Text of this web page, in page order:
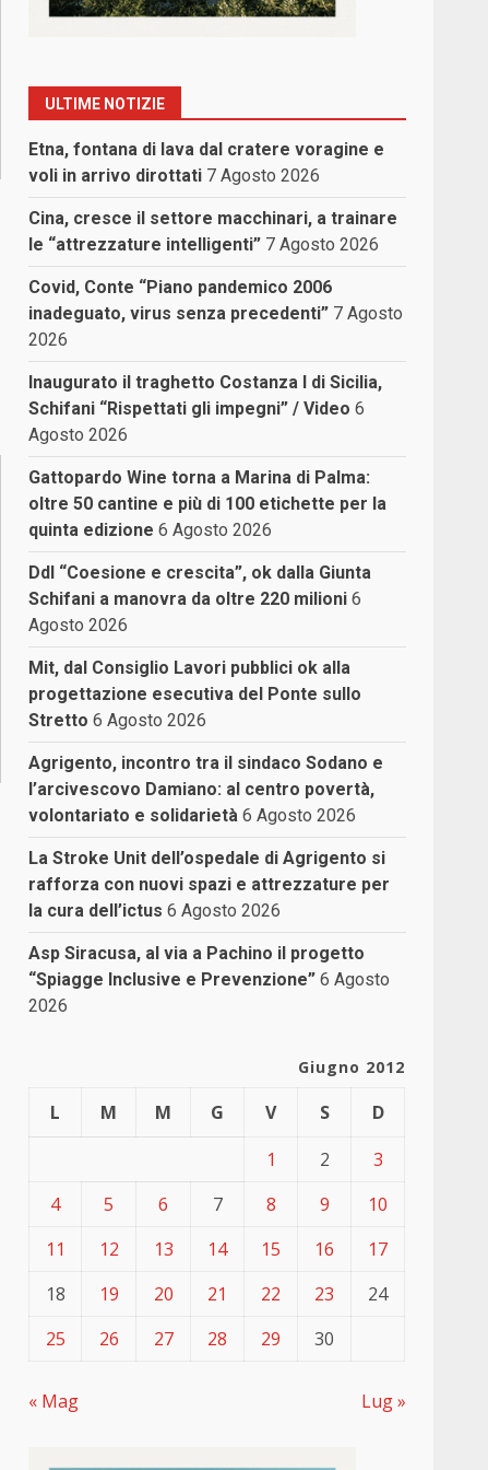
ULTIME NOTIZIE
Etna, fontana di lava dal cratere voragine e
voli in arrivo dirottati 7 Agosto 2026
Cina, cresce il settore macchinari, a trainare
le “attrezzature intelligenti” 7 Agosto 2026
Covid, Conte “Piano pandemico 2006
inadeguato, virus senza precedenti” 7 Agosto
2026
Inaugurato il traghetto Costanza I di Sicilia,
Schifani “Rispettati gli impegni” / Video 6
Agosto 2026
Gattopardo Wine torna a Marina di Palma:
oltre 50 cantine e più di 100 etichette per la
quinta edizione 6 Agosto 2026
Ddl “Coesione e crescita”, ok dalla Giunta
Schifani a manovra da oltre 220 milioni 6
Agosto 2026
Mit, dal Consiglio Lavori pubblici ok alla
progettazione esecutiva del Ponte sullo
Stretto 6 Agosto 2026
Agrigento, incontro tra il sindaco Sodano e
l’arcivescovo Damiano: al centro povertà,
volontariato e solidarietà 6 Agosto 2026
La Stroke Unit dell’ospedale di Agrigento si
rafforza con nuovi spazi e attrezzature per
la cura dell’ictus 6 Agosto 2026
Asp Siracusa, al via a Pachino il progetto
“Spiagge Inclusive e Prevenzione” 6 Agosto
2026
Giugno 2012
L M M G V S
D
1
2
3
4
5 6 7 8 9
10
11
12 13 14 15 16
17
18
19 20 21 22 23
24
25
26 27 28 29 30
« Mag Lug »